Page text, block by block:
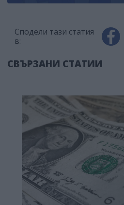
Сподели тази статия
в:
СВЪРЗАНИ СТАТИИ